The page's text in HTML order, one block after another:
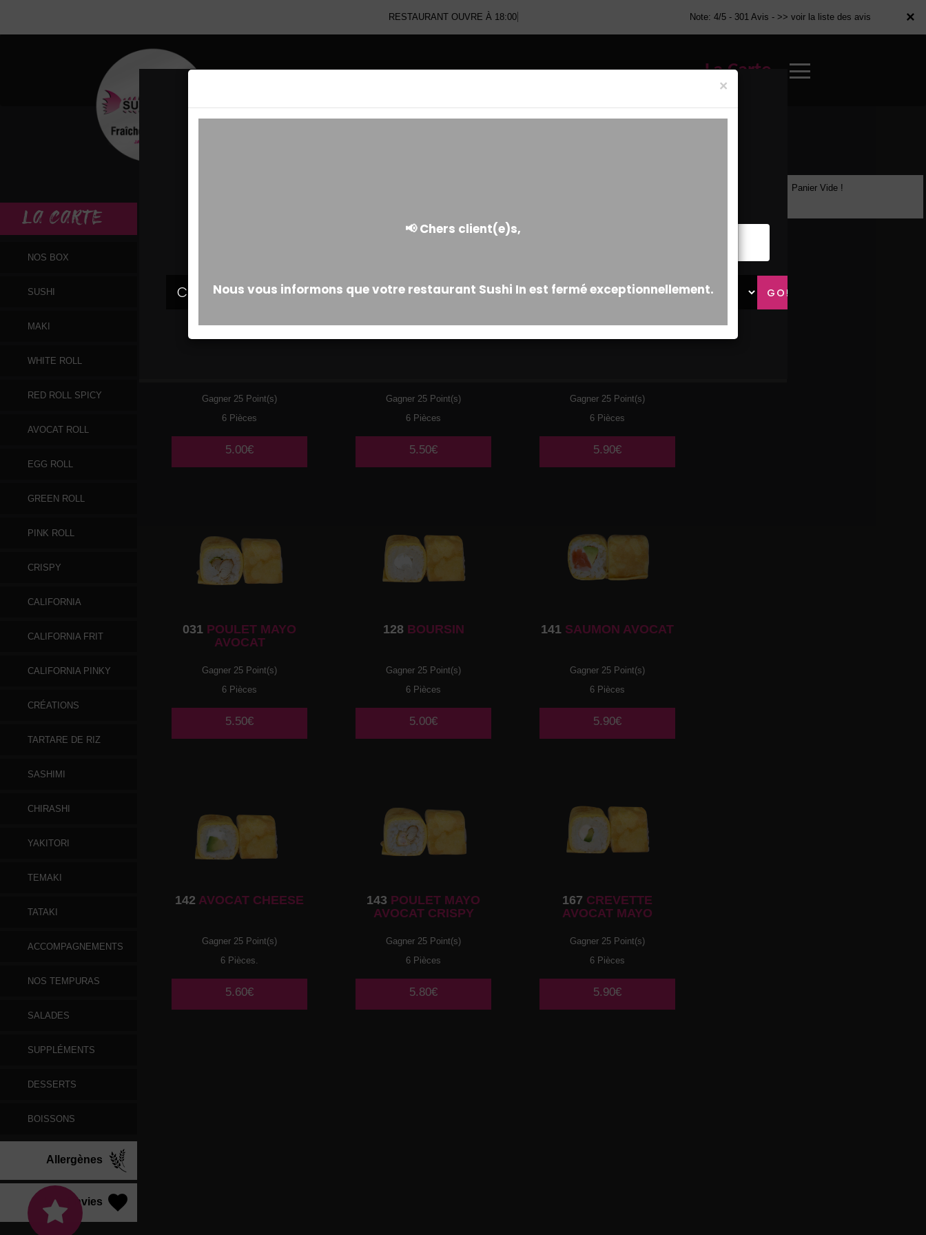
×
RESTAURANT OUVRE À 18:00 Note: 4/5 - 301 Avis - >> voir la liste des avis
La Carte
×
LA CARTE
NOS BOX
SUSHI
MAKI
WHITE ROLL
RED ROLL SPICY
AVOCAT ROLL
EGG ROLL
GREEN ROLL
PINK ROLL
CRISPY
CALIFORNIA
CALIFORNIA FRIT
CALIFORNIA PINKY
CRÉATIONS
TARTARE DE RIZ
SASHIMI
CHIRASHI
YAKITORI
TEMAKI
TATAKI
ACCOMPAGNEMENTS
NOS TEMPURAS
SALADES
SUPPLÉMENTS
DESSERTS
BOISSONS
Allergènes
Vos Envies
Gagner 25 Point(s)
6 Pièces
5.00€
Gagner 25 Point(s)
6 Pièces
5.50€
Gagner 25 Point(s)
6 Pièces
5.90€
031 POULET MAYO
AVOCAT
Gagner 25 Point(s)
6 Pièces
5.50€
128BOURSIN
Gagner 25 Point(s)
6 Pièces
5.00€
141 SAUMON AVOCAT
Gagner 25 Point(s)
6 Pièces
5.90€
142 AVOCAT CHEESE
Gagner 25 Point(s)
6 Pièces.
5.60€
143 POULET MAYO
AVOCAT CRISPY
Gagner 25 Point(s)
6 Pièces
5.80€
167 CREVETTE
AVOCAT MAYO
Gagner 25 Point(s)
6 Pièces
5.90€
Panier Vide !
×